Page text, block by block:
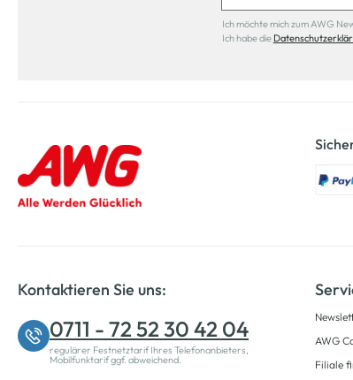
Ich möchte mich zum AWG
Ich habe die
Kontaktieren Sie uns:
0711 - 72 52 30 42 04
regulärer Festnetztarif Ihres Telefonanbieters,
Mobilfunktarif ggf. abweichend.
AWG
Filiale